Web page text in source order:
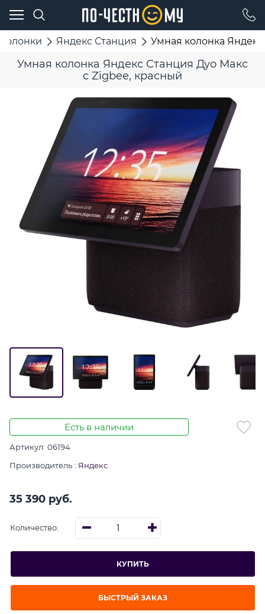
Яндекс Станция Умная колонка
Умная колонка Яндекс Станция Дуо Макс
с Zigbee, красный
Есть в наличии
Артикул: 06194
Производитель : Яндекс
35 390 руб.
Количество:
КУПИТЬ
БЫСТРЫЙ ЗАКАЗ